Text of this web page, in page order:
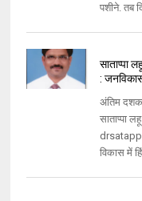
पशीने. तब
साताप्पा
:
अंतिम दशक
साताप्पा
विकास में